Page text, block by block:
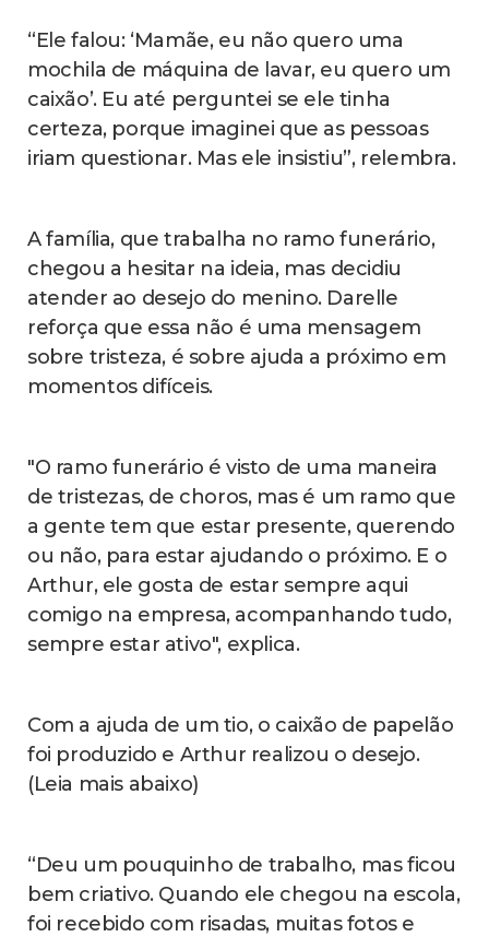
“Ele falou: ‘Mamãe, eu não quero uma
mochila de máquina de lavar, eu quero um
caixão’. Eu até perguntei se ele tinha
certeza, porque imaginei que as pessoas
iriam questionar. Mas ele insistiu”, relembra.
A família, que trabalha no ramo funerário,
chegou a hesitar na ideia, mas decidiu
atender ao desejo do menino. Darelle
reforça que essa não é uma mensagem
sobre tristeza, é sobre ajuda a próximo em
momentos difíceis.
"O ramo funerário é visto de uma maneira
de tristezas, de choros, mas é um ramo que
a gente tem que estar presente, querendo
ou não, para estar ajudando o próximo. E o
Arthur, ele gosta de estar sempre aqui
comigo na empresa, acompanhando tudo,
sempre estar ativo", explica.
Com a ajuda de um tio, o caixão de papelão
foi produzido e Arthur realizou o desejo.
(Leia mais abaixo)
“Deu um pouquinho de trabalho, mas ficou
bem criativo. Quando ele chegou na escola,
foi recebido com risadas, muitas fotos e